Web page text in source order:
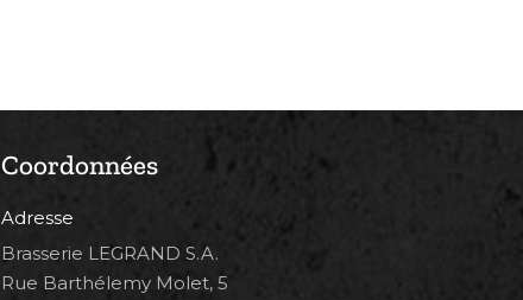
Coordonnées
Adresse
Brasserie LEGRAND S.A.
Rue Barthélemy Molet, 5